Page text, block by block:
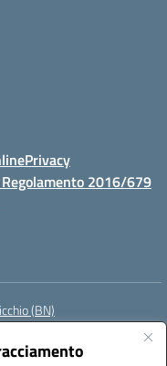
Privacy
Regolamento 2016/679
(BN)